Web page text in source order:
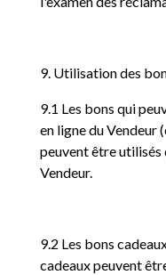
9. Utilisation des
9.1 Les bons qui
en ligne du Vendeur
peuvent être utilisés
Vendeur.
9.2 Les bons
cadeaux peuvent